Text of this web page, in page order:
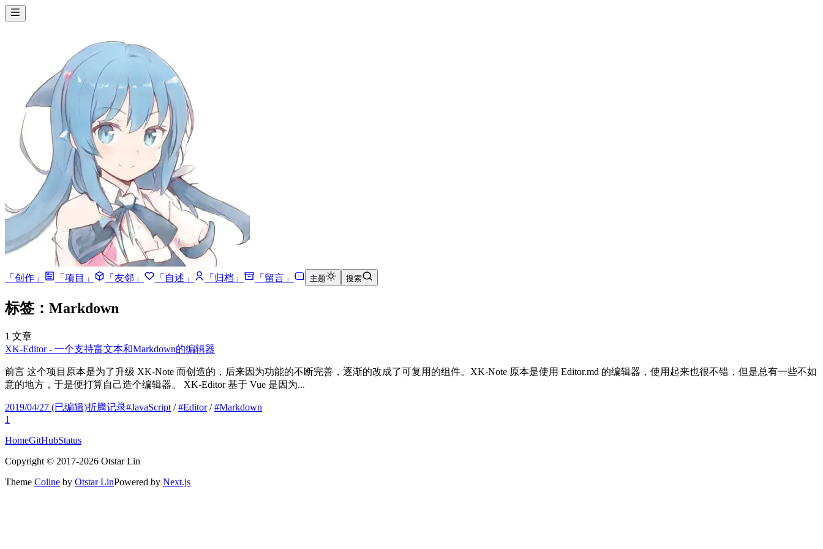
「 创作 」 「 项目 」 「友邻 」 「 自述 」 「 归档 」 「 留言」 主题 搜索
标签：Markdown
1 文章
XK-Editor - 一个支持富文本和Markdown的编辑器
前言 这个项目原本是为了升级 XK-Note 而创造的，后来因为功能的不断完善，逐渐的改成了可复用的组件。XK-Note 原本是使用 Editor.md 的编辑器，使用起来也很不错，但是总有一些不如
意的地方，于是便打算自己造个编辑器。 XK-Editor 基于 Vue 是因为...
2019/04/27 (已编辑)折腾记录#JavaScript /#Editor/#Markdown
1
HomeGitHubStatus
Copyright © 2017-2026 Otstar Lin
Theme Coline by Otstar LinPowered by Next.js